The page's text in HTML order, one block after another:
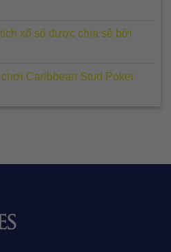
xổ số được chia sẻ bởi
Caribbean Stud Poker